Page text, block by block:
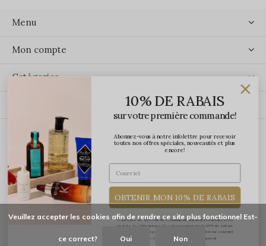
Menu
Mon compte
Catégories
ÉCRIVEZ-NOUS
Veuillez accepter les cookies afin de rendre ce site plus fonctionnel Est-
ce correct? Oui Non
10% DE RABAIS
sur votre première commande!
Abonnez-vous à notre infolettre pour recevoir
toutes nos offres spéciales, nouveautés et plus
encore!
OBTENIR MON 10% DE RABAIS
*J'accepte de recevoir des communications par courriel de la
part de Les Précieuses. Le code promo pour le 10% de rabais
vous sera transmis par courriel une fois votre adresse courriel
confirmée. Certaines exclusions s'appliquent.